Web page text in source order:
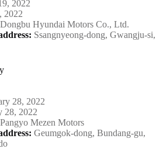
2022
2022
Dongbu Hyundai Motors Co., Ltd.
: Ssangnyeong-dong, Gwangju-si,
28, 2022
28, 2022
Pangyo Mezen Motors
: Geumgok-dong, Bundang-gu,